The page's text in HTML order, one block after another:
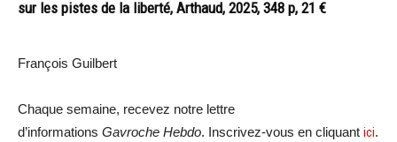
sur les pistes de la liberté, Arthaud, 2025, 348 p, 21 €
François Guilbert
Chaque semaine, recevez notre lettre
d’informations Gavroche Hebdo. Inscrivez-vous en cliquant ici.